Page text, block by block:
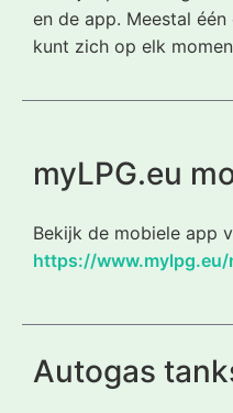
en de app. Meestal
kunt zich op elk
myLPG.eu
Bekijk de mobiele app
https://
Autogas